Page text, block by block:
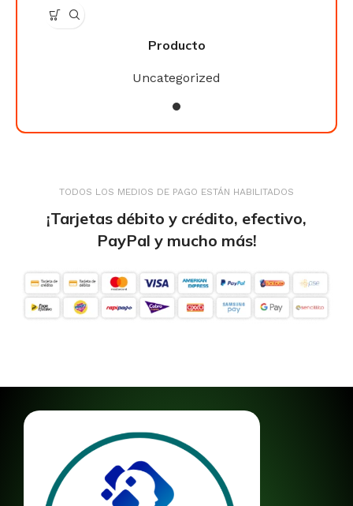
Producto
Uncategorized
TODOS LOS MEDIOS DE PAGO ESTÁN HABILITADOS
¡Tarjetas débito y crédito, efectivo,
PayPal y mucho más!